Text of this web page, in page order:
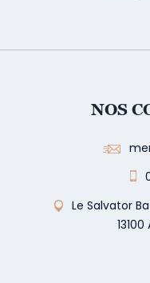
NOS
Le Salvator
13100